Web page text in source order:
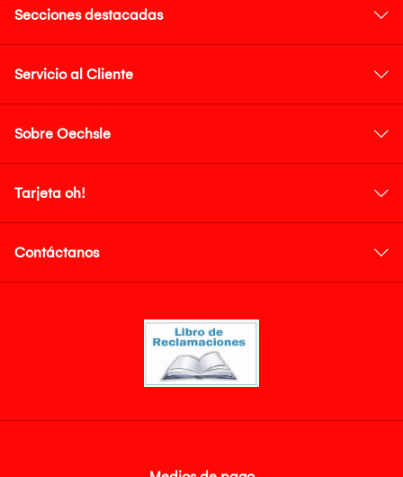
Secciones destacadas
Servicio al Cliente
Sobre Oechsle
Tarjeta oh!
Contáctanos